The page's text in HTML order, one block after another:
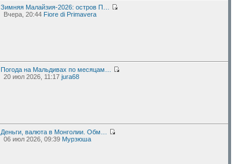
Зимняя Малайзия-2026: остров П…
Вчера, 20:44 Fiore di Primavera
Погода на Мальдивах по месяцам…
20 июл 2026, 11:17 jura68
Деньги, валюта в Монголии. Обм…
06 июл 2026, 09:39 Мурзюша